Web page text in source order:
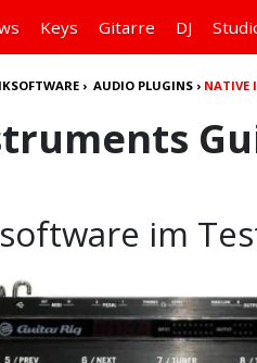
Keys Gitarre DJ
›AUDIO PLUGINS › NATIVE
im